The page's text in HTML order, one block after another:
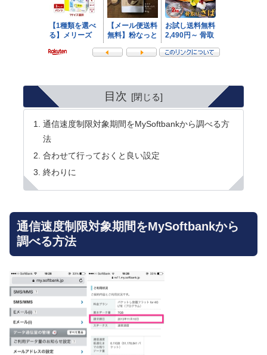
目次
通信速度制限対象期間をMySoftbankから調べる方
法
合わせて行っておくと良い設定
終わりに
通信速度制限対象期間をMySoftbankから
調べる方法